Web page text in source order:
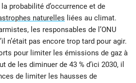
probabilité d’occurrence et de
naturelles liées au climat.
les responsables de l’ONU
n’était pas encore trop tard pour agir.
pour limiter les émissions de gaz à
de les diminuer de 43 % d’ici 2030, il
de limiter les hausses de